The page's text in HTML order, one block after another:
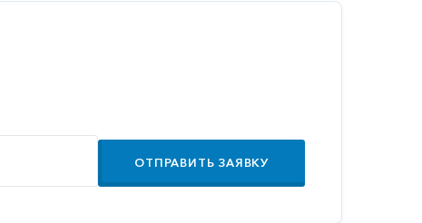
ОТПРАВИТЬ ЗАЯВКУ